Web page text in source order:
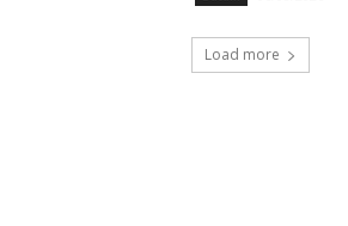
Load more